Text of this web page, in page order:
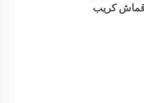
كريب